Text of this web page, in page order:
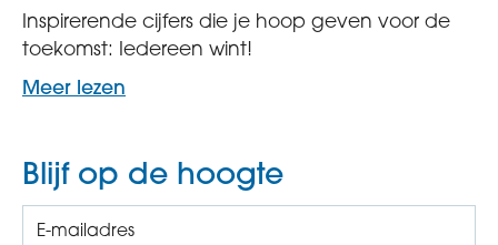
Inspirerende cijfers die je hoop geven voor de
toekomst: Iedereen wint!
Meer lezen
Blijf op de hoogte